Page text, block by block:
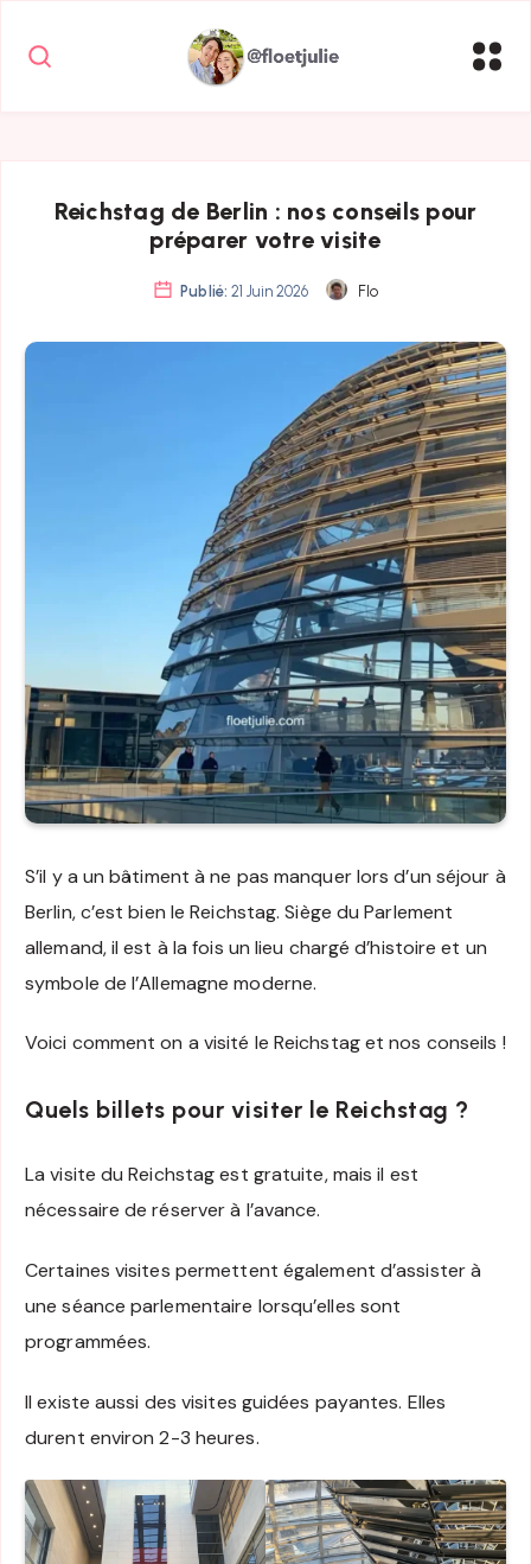
Reichstag de Berlin : nos conseils pour
préparer votre visite
Publié: 21 Juin 2026 Flo
S’il y a un bâtiment à ne pas manquer lors d’un séjour à
Berlin, c’est bien le Reichstag. Siège du Parlement
allemand, il est à la fois un lieu chargé d’histoire et un
symbole de l’Allemagne moderne.
Voici comment on a visité le Reichstag et nos conseils !
Quels billets pour visiter le Reichstag ?
La visite du Reichstag est gratuite, mais il est
nécessaire de réserver à l’avance.
Certaines visites permettent également d’assister à
une séance parlementaire lorsqu’elles sont
programmées.
Il existe aussi des visites guidées payantes. Elles
durent environ 2-3 heures.